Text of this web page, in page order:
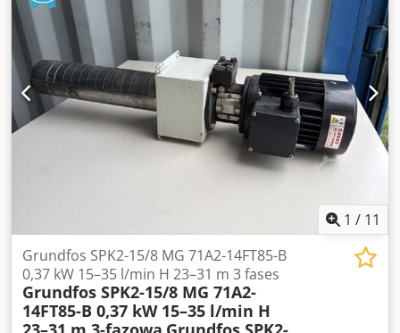
1 / 11
Grundfos SPK2-15/8 MG 71A2-14FT85-B
0,37 kW 15–35 l/min H 23–31 m 3 fases
Grundfos SPK2-15/8 MG 71A2-
14FT85-B 0,37 kW 15–35 l/min H